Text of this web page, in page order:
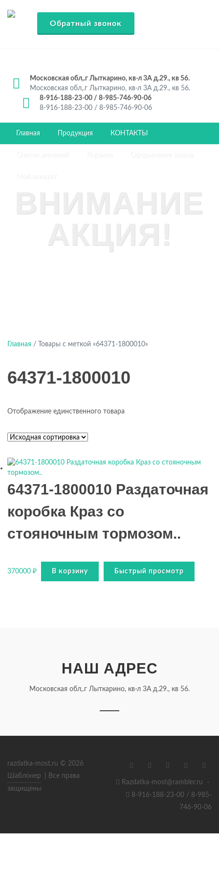
Обратный звонок
Московская обл,.г Лыткарино, кв-л 3А д.29., кв 56.
Московская обл,.г Лыткарино, кв-л 3А д.29., кв 56.
8-916-188-23-00 / 8-985-746-90-06
8-916-188-23-00 / 8-985-746-90-06
Главная Продукция КОНТАКТЫ
ВНИМАНИЕ
АКЦИЯ!
Главная / Товары с меткой «64371-1800010»
64371-1800010
Отображение единственного товара
64371-1800010 Раздаточная
коробка Краз со
стояночным тормозом..
370000 ₽ В корзину Быстрый просмотр
НАШ АДРЕС
Московская обл,.г Лыткарино, кв-л 3А д.29., кв 56.
razdatka-most.ru © 2026
Шаблонер
| Все права
защищены
Razdatka-most@rambler.ru
·
8-916-188-23-00 / 8-985-
746-90-06